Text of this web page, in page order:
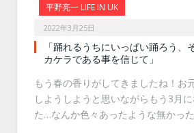
平野亮一 LIFE IN UK
2022年3月25日
「踊れるうちにいっぱい踊ろう、
カケラである事を信じて」
もう春の香りがしてきましたね！お
しようしようと思いながらもう3月
た…なんか色々あったような無かっ